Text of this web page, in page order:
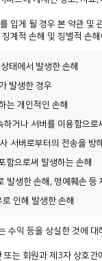
입게 될 경우 본 약관 및
계적 손해 및 징벌적 손
태에서 발생한 손해
발생한 경우
는 개인적인 손해
거나 서버를 이용함으로
서버로부터의 전송을 방
함으로써 발생하는 손해
발생한 손해, 명예훼손
인해 발생한 손해
익 등을 상실한 것에
는 회원과 제3자 상호